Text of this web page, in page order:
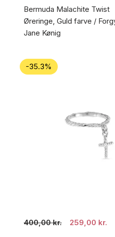
Bermuda Malachite Twist
Øreringe, Guld farve /
Jane Kønig
-35.3%
400,00 kr. 259,00 kr.